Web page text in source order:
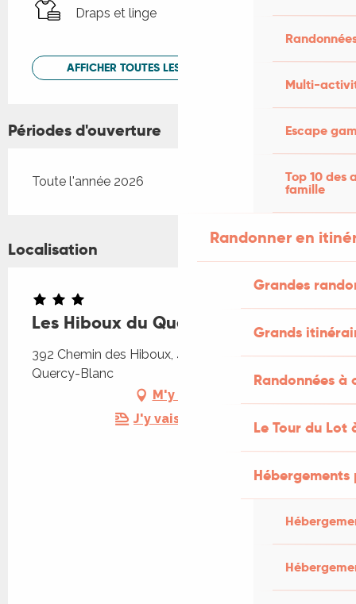
Multi-
Escape
Top 10 des
famille
Randonner en
Grandes
Grands
Randonnées
Le Tour du Lot
Draps et linge
AFFICHER TOUTES LES PRESTATIONS
Périodes d'ouverture
Toute l'année 2026
Localisation
Les Hiboux du Quercy
392 Chemin des Hiboux, 46800 Montcuq-en-
Quercy-Blanc
M'y rendre
J'y vais en train !